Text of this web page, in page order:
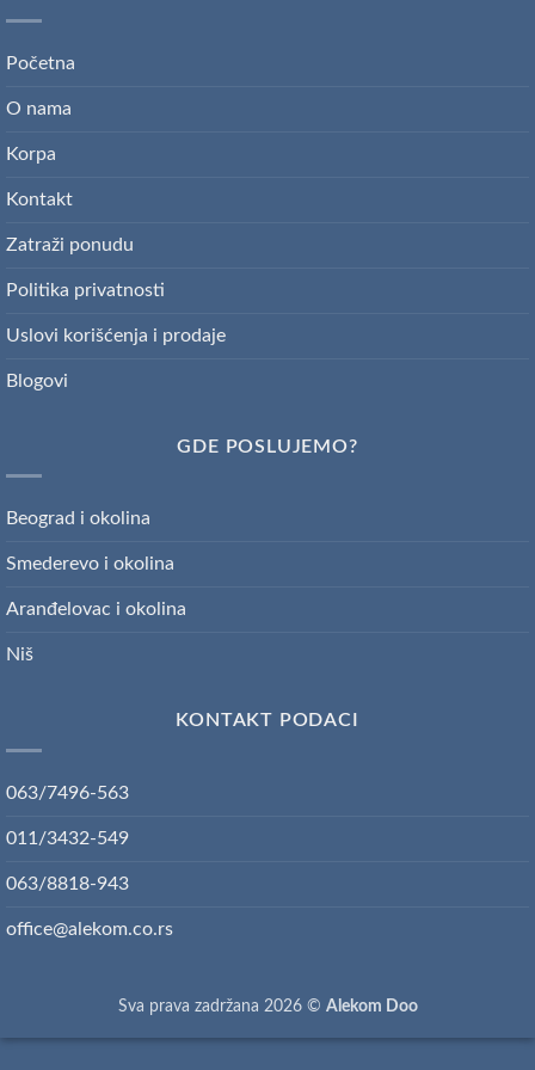
Početna
O nama
Korpa
Kontakt
Zatraži ponudu
Politika privatnosti
Uslovi korišćenja i prodaje
Blogovi
GDE POSLUJEMO?
Beograd i okolina
Smederevo i okolina
Aranđelovac i okolina
Niš
KONTAKT PODACI
063/7496-563
011/3432-549
063/8818-943
office@alekom.co.rs
Sva prava zadržana 2026 © Alekom Doo